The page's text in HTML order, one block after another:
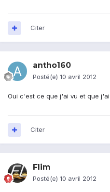
Citer
antho160
Posté(e) 10 avril 2012
Oui c'est ce que j'ai vu et que
Citer
Flim
Posté(e) 10 avril 2012